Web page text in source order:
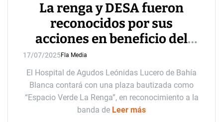
La renga y DESA fueron
reconocidos por sus
acciones en beneficio del
hospital municipal
17/07/2025Fla Media
El Hospital de Agudos Leónidas Lucero de Bahía
Blanca contará con una plaza bautizada como
“Espacio Verde La Renga”, en reconocimiento a la
banda de Leer más